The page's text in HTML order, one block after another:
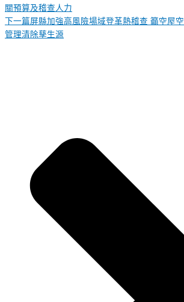
關預算及稽查人力
下一篇屏縣加強高風險場域登革熱稽查 籲空屋
管理清除孳生源